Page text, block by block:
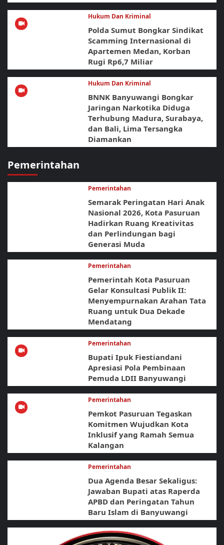
Hukum Dan Kriminal
Polda Sumut Bongkar Sindikat
Scamming Internasional di
Apartemen Medan, Korban
Rugi Rp6,7 Miliar
Hukum Dan Kriminal
BNNK Banyuwangi Bongkar
Jaringan Narkotika Diduga
Terhubung Madura, Surabaya,
dan Bali, Lima Tersangka
Diamankan
Pemerintahan
Pemerintahan
Semarak Peringatan Hari Anak
Nasional 2026, Kota Pasuruan
Hadirkan Ruang Kreativitas
dan Perlindungan bagi
Generasi Muda
Pemerintahan
Pemerintah Kota Pasuruan
Gelar Konsultasi Publik II:
Menyempurnakan Arahan Tata
Ruang untuk Dua Dekade
Mendatang
Pemerintahan
Bupati Ipuk Fiestiandani
Apresiasi Pola Pembinaan
Pemuda LDII Banyuwangi
Pemerintahan
Pemkot Pasuruan Tegaskan
Komitmen Wujudkan Kota
Inklusif yang Ramah Semua
Kalangan
Pemerintahan
Dua Agenda Besar Sekaligus:
Jawaban Bupati atas Raperda
APBD dan Peringatan Tahun
Baru Islam di Banyuwangi